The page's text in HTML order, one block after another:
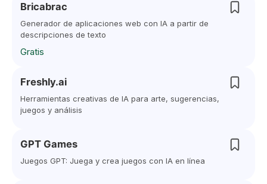
Bricabrac
Generador de aplicaciones web con IA a partir de
descripciones de texto
Gratis
Freshly.ai
Herramientas creativas de IA para arte, sugerencias,
juegos y análisis
GPT Games
Juegos GPT: Juega y crea juegos con IA en línea